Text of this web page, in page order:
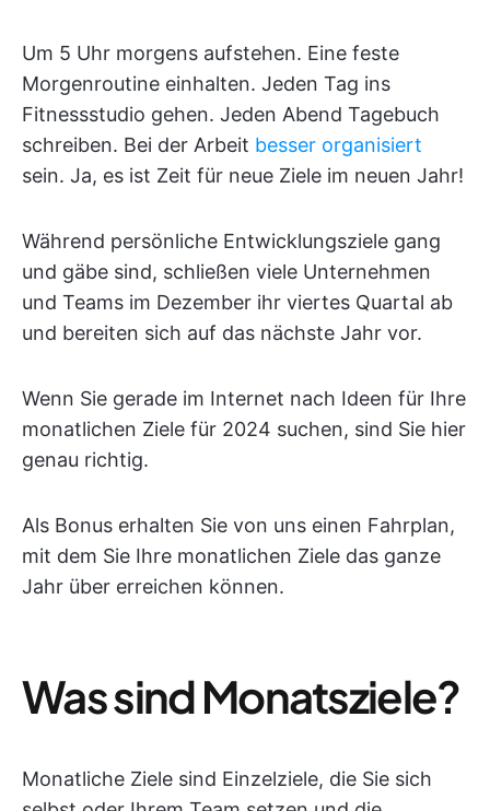
Um 5 Uhr morgens aufstehen. Eine feste
Morgenroutine einhalten. Jeden Tag ins
Fitnessstudio gehen. Jeden Abend Tagebuch
schreiben. Bei der Arbeit besser organisiert
sein. Ja, es ist Zeit für neue Ziele im neuen Jahr!
Während persönliche Entwicklungsziele gang
und gäbe sind, schließen viele Unternehmen
und Teams im Dezember ihr viertes Quartal ab
und bereiten sich auf das nächste Jahr vor.
Wenn Sie gerade im Internet nach Ideen für Ihre
monatlichen Ziele für 2024 suchen, sind Sie hier
genau richtig.
Als Bonus erhalten Sie von uns einen Fahrplan,
mit dem Sie Ihre monatlichen Ziele das ganze
Jahr über erreichen können.
Was sind Monatsziele?
Monatliche Ziele sind Einzelziele, die Sie sich